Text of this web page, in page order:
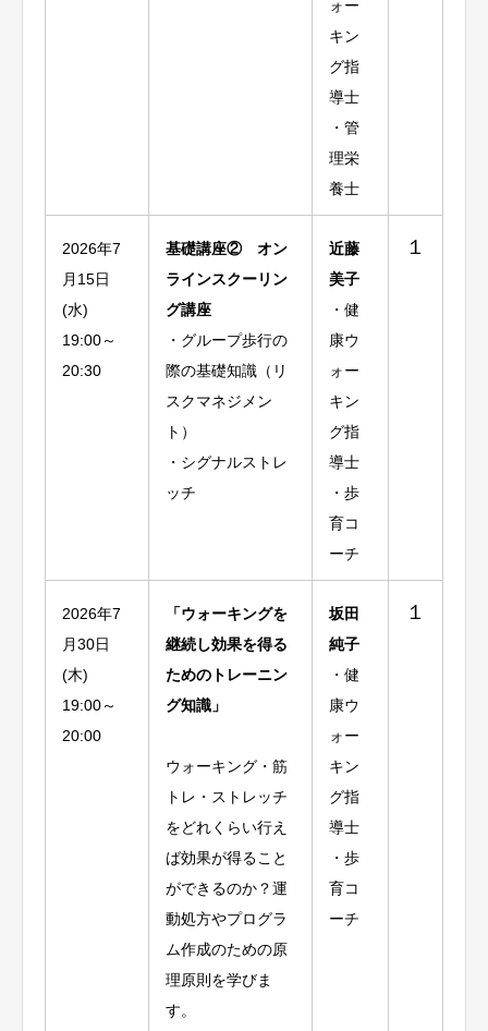
ォー
キン
グ指
導士
・管
理栄
養士
2026年7
月15日
(水)
19:00～
20:30
基礎講座② オン
ラインスクーリン
グ講座
・グループ歩行の
際の基礎知識（リ
スクマネジメン
ト）
・シグナルストレ
ッチ
近藤
美子
・健
康ウ
ォー
キン
グ指
導士
・歩
育コ
ーチ
１
2026年7
月30日
(木)
19:00～
20:00
「ウォーキングを
継続し効果を得る
ためのトレーニン
グ知識」
ウォーキング・筋
トレ・ストレッチ
をどれくらい行え
ば効果が得ること
ができるのか？運
動処方やプログラ
ム作成のための原
理原則を学びま
す。
坂田
純子
・健
康ウ
ォー
キン
グ指
導士
・歩
育コ
ーチ
１